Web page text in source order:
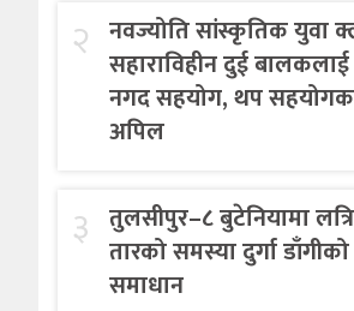
२ नवज्योति सांस्कृतिक युवा
सहाराविहीन दुई बालकलाई
नगद सहयोग, थप
अपिल
३ तुलसीपुर–८ बुटेनियामा
तारको समस्या दुर्गा
समाधान